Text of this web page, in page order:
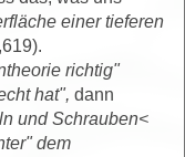
einer tieferen
richtig"
hat", dann
und Schrauben<
dem